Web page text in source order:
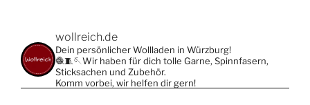
Produktseite
gewählt
werden
gewählt
wollreich.de
Dein persönlicher Wollladen in Würzburg!
🧶🧵🪡Wir haben für dich tolle Garne, Spinnfasern,
Sticksachen und Zubehör.
Komm vorbei, wir helfen dir gern!